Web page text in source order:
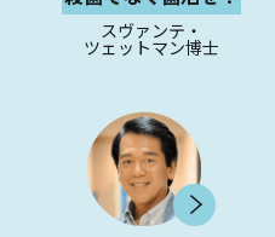
スヴァンテ・
ツェットマン博士